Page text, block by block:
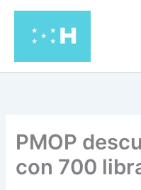
contenido
PMOP
con 700